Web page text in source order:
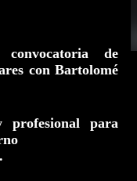
de
con Bartolomé
profesional para